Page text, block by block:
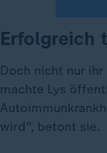
Erfolgreich
Doch nicht nur
machte Lys
wird", betont sie.